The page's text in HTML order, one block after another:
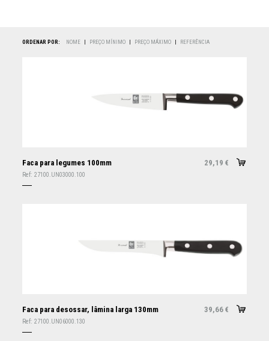
ORDENAR POR: NOME PREÇO MÍNIMO PREÇO MÁXIMO REFERÊNCIA
Faca para legumes 100mm 29,19 €
Ref: 27100.UN03000.100
Faca para desossar, lâmina larga 130mm 39,66 €
Ref: 27100.UN06000.130